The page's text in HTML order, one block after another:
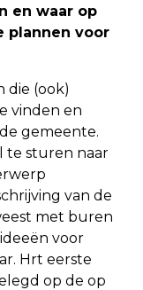
en waar op
plannen voor
die (ook)
vinden en
gemeente.
te sturen naar
van de
met buren
voor
Hrt eerste
op de op